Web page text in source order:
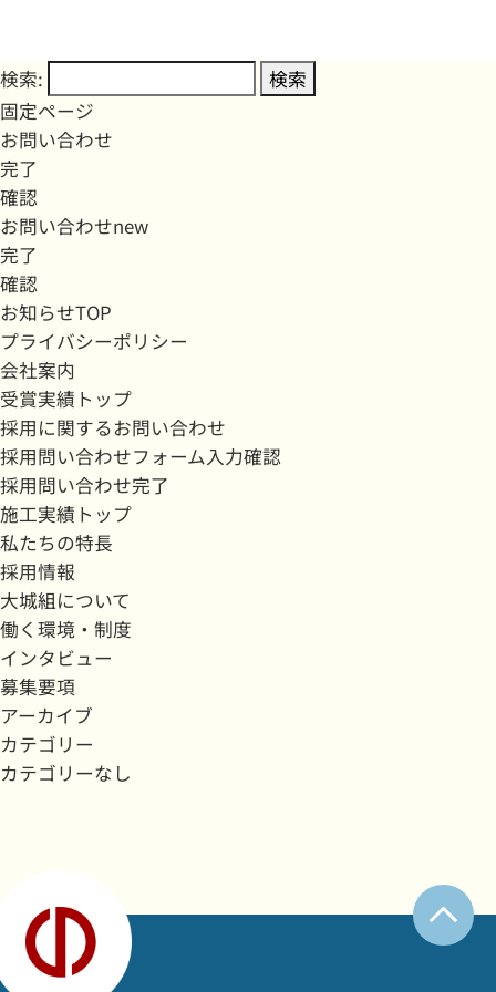
検索:
固定ページ
お問い合わせ
完了
確認
お問い合わせnew
完了
確認
お知らせTOP
プライバシーポリシー
会社案内
受賞実績トップ
採用に関するお問い合わせ
採用問い合わせフォーム入力確認
採用問い合わせ完了
施工実績トップ
私たちの特長
採用情報
大城組について
働く環境・制度
インタビュー
募集要項
アーカイブ
カテゴリー
カテゴリーなし